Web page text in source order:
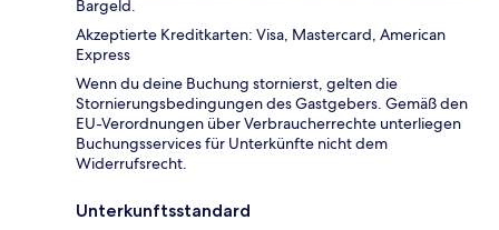
Bargeld.
Akzeptierte Kreditkarten: Visa, Mastercard, American
Express
Wenn du deine Buchung stornierst, gelten die
Stornierungsbedingungen des Gastgebers. Gemäß den
EU-Verordnungen über Verbraucherrechte unterliegen
Buchungsservices für Unterkünfte nicht dem
Widerrufsrecht.
Unterkunftsstandard